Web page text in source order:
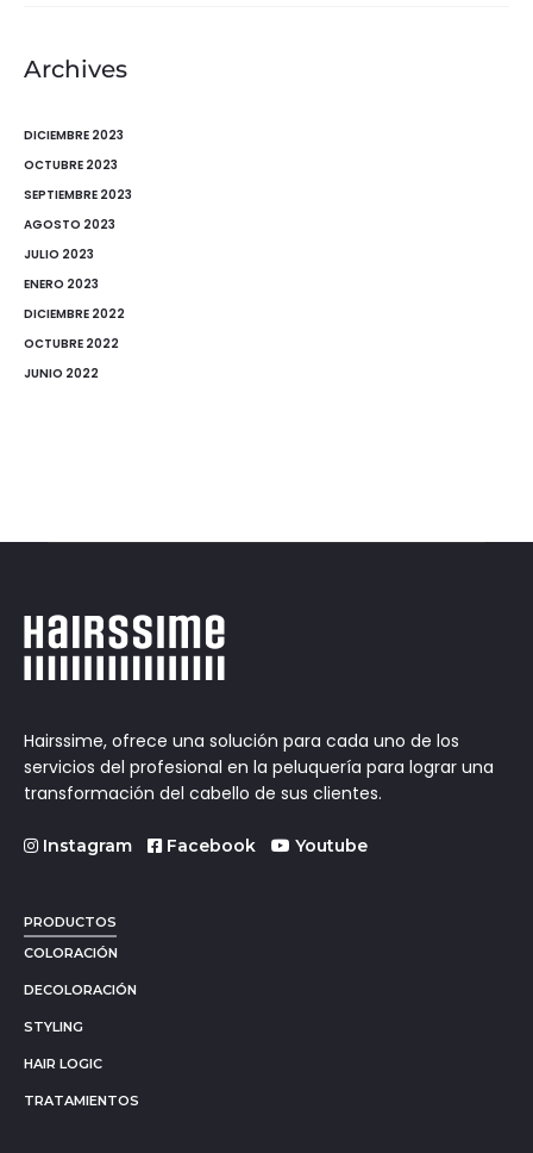
Archives
DICIEMBRE 2023
OCTUBRE 2023
SEPTIEMBRE 2023
AGOSTO 2023
JULIO 2023
ENERO 2023
DICIEMBRE 2022
OCTUBRE 2022
JUNIO 2022
Hairssime, ofrece una solución para cada uno de los
servicios del profesional en la peluquería para lograr una
transformación del cabello de sus clientes.
Instagram Facebook Youtube
PRODUCTOS
COLORACIÓN
DECOLORACIÓN
STYLING
HAIR LOGIC
TRATAMIENTOS